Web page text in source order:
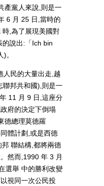
產黨人來說,則是一
6 月 25 日,當時的
時,為了展現美國對
的說出:「Ich bin
。
人民的大量出走,越
聯邦共和國),則是一
11 月 9 日,這座分
府的決定下倒塌
德總理莫德羅
體計劃,或是西德
聯結構,都將兩德
然而,1990 年 3 月
選舉 中的勝利改變
視同一次公民投